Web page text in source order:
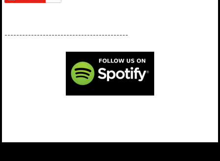
------------------------------------------